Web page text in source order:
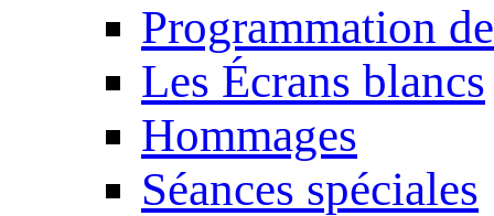
Programmation
Les Écrans blancs
Hommages
Séances spéciales